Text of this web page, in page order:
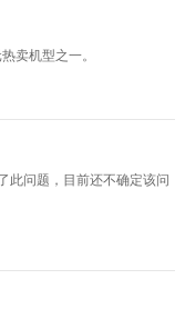
卖机型之一。
此问题，目前还不确定该问